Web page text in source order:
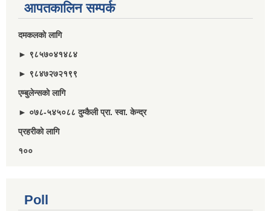
आपतकालिन सम्पर्क
दमकलकाे लागि
► ९८५७०४१४८४
► ९८४७२७२१९९
एम्बुलेन्सकाे लागि
► ०७८-५४५०८८ दुम्कैली प्रा. स्वा. केन्द्र
प्रहरीकाे लागि
१००
Poll